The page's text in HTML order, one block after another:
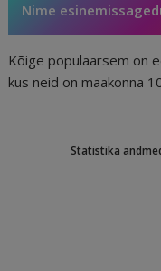
Nime
Kõige populaarsem on
kus neid on maakonna
Statistika